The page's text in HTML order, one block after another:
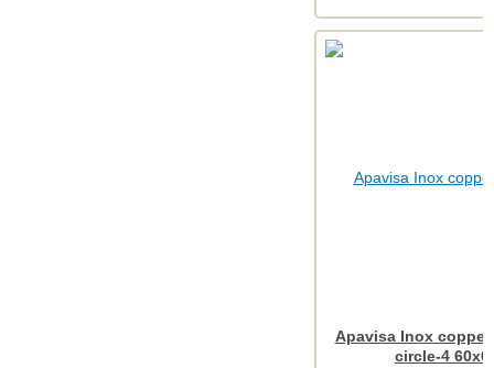
Apavisa Inox
circle-4